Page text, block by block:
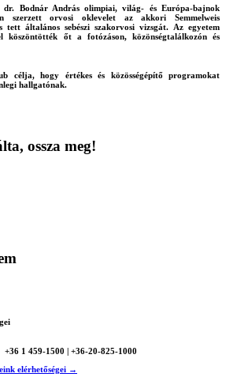
Bodnár András olimpiai, világ- és Európa-bajnok
szerzett orvosi oklevelet az akkori Semmelweis
tett általános sebészi szakorvosi vizsgát. Az egyetem
köszöntötték őt a fotózáson, közönségtalálkozón és
célja, hogy értékes és közösségépítő programokat
hallgatónak.
ossza meg!
+36 1 459-1500 | +36-20-825-1000
elérhetőségei →